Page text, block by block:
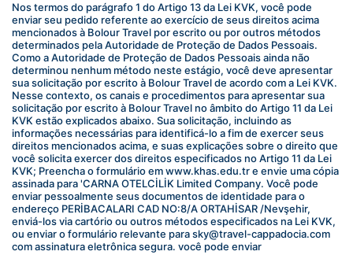
Nos termos do parágrafo 1 do Artigo 13 da Lei KVK, você pode
enviar seu pedido referente ao exercício de seus direitos acima
mencionados à Bolour Travel por escrito ou por outros métodos
determinados pela Autoridade de Proteção de Dados Pessoais.
Como a Autoridade de Proteção de Dados Pessoais ainda não
determinou nenhum método neste estágio, você deve apresentar
sua solicitação por escrito à Bolour Travel de acordo com a Lei KVK.
Nesse contexto, os canais e procedimentos para apresentar sua
solicitação por escrito à Bolour Travel no âmbito do Artigo 11 da Lei
KVK estão explicados abaixo. Sua solicitação, incluindo as
informações necessárias para identificá-lo a fim de exercer seus
direitos mencionados acima, e suas explicações sobre o direito que
você solicita exercer dos direitos especificados no Artigo 11 da Lei
KVK; Preencha o formulário em www.khas.edu.tr e envie uma cópia
assinada para 'CARNA OTELCİLİK Limited Company. Você pode
enviar pessoalmente seus documentos de identidade para o
endereço PERİBACALARI CAD NO:8/A ORTAHİSAR /Nevşehir,
enviá-los via cartório ou outros métodos especificados na Lei KVK,
ou enviar o formulário relevante para sky@travel-cappadocia.com
com assinatura eletrônica segura. você pode enviar